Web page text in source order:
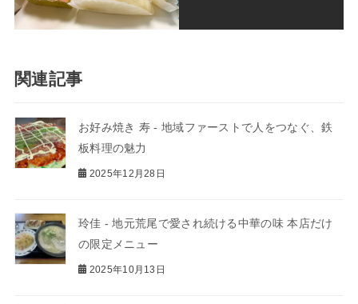
関連記事
お好み焼き 寿 - 地域ファーストで人をつなぐ、鉄
板料理の魅力
2025年12月28日
玲佳 - 地元荒尾で愛され続ける中華の味 本店だけ
の限定メニュー
2025年10月13日